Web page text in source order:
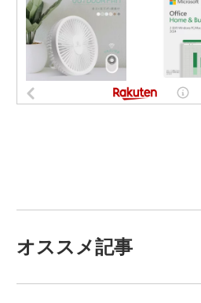
オススメ記事